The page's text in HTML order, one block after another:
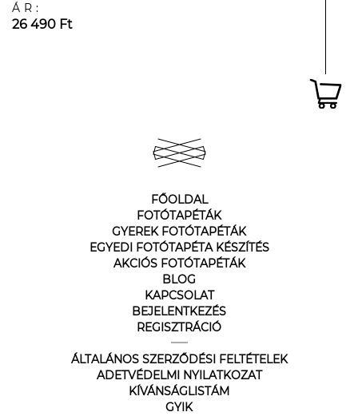
ÁR:
26 490 Ft
FŐOLDAL
FOTÓTAPÉTÁK
GYEREK FOTÓTAPÉTÁK
EGYEDI FOTÓTAPÉTA KÉSZÍTÉS
AKCIÓS FOTÓTAPÉTÁK
BLOG
KAPCSOLAT
BEJELENTKEZÉS
REGISZTRÁCIÓ
ÁLTALÁNOS SZERZŐDÉSI FELTÉTELEK
ADETVÉDELMI NYILATKOZAT
KÍVÁNSÁGLISTÁM
GYIK